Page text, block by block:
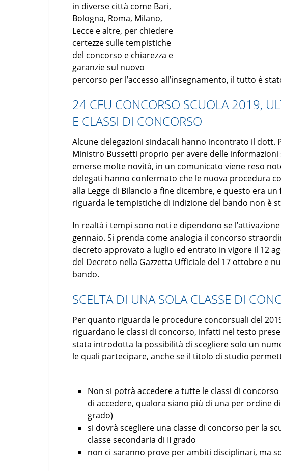
in diverse città come Bari,
Bologna, Roma, Milano,
Lecce e altre, per chiedere
certezze sulle tempistiche
del concorso e chiarezza e
garanzie sul nuovo
percorso per l’accesso all’insegnamento, il tutto è
24 CFU CONCORSO SCUOLA 2019,
E CLASSI DI CONCORSO
Alcune delegazioni sindacali hanno incontrato il dott.
Ministro Bussetti proprio per avere delle informazioni
emerse molte novità, in un comunicato viene reso
delegati hanno confermato che le nuova procedura
alla Legge di Bilancio a fine dicembre, e questo era
riguarda le tempistiche di indizione del bando non è
In realtà i tempi sono noti e dipendono se
gennaio. Si prenda come analogia il concorso
decreto approvato a luglio ed entrato in vigore il 12
del Decreto nella Gazzetta Ufficiale del 17 ottobre e
bando.
SCELTA DI UNA SOLA CLASSE DI
Per quanto riguarda le procedure concorsuali del
riguardano le classi di concorso, infatti nel testo
stata introdotta la possibilità di scegliere solo un
le quali partecipare, anche se il titolo di studio
Non si potrà accedere a tutte le classi di
di accedere, qualora siano più di una per ordine
grado)
si dovrà scegliere una classe di concorso per la
classe secondaria di II grado
non ci saranno prove per ambiti disciplinari, ma